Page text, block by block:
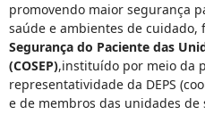
promovendo maior segurança
saúde e ambientes de cuidado,
Segurança do Paciente das
(COSEP),instituído por meio da
representatividade da DEPS
e de membros das unidades de